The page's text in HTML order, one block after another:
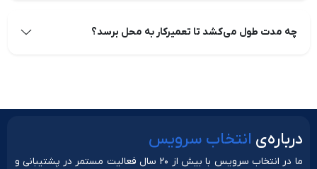
چه مدت طول می‌کشد تا تعمیرکار به محل برسد؟
دربار‌ه‌ی انتخاب سرویس
ما در انتخاب سرویس با بیش از ۲۰ سال فعالیت مستمر در پشتیبانی و